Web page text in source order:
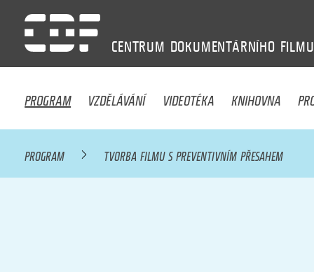
CENTRUM DOKUMENTÁRNÍHO FILMU
PROGRAM VZDĚLÁVÁNÍ VIDEOTÉKA KNIHOVNA
PROGRAM TVORBA FILMU S PREVENTIVNÍM PŘESAHEM